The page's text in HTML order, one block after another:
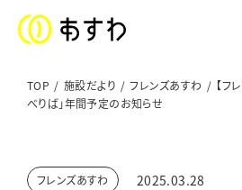
ご相談やお問い合わ
TOP 施設だより フレンズあすわ
【フ
べりば」年間予定のお知らせ
フレンズあすわ 2025.03.28